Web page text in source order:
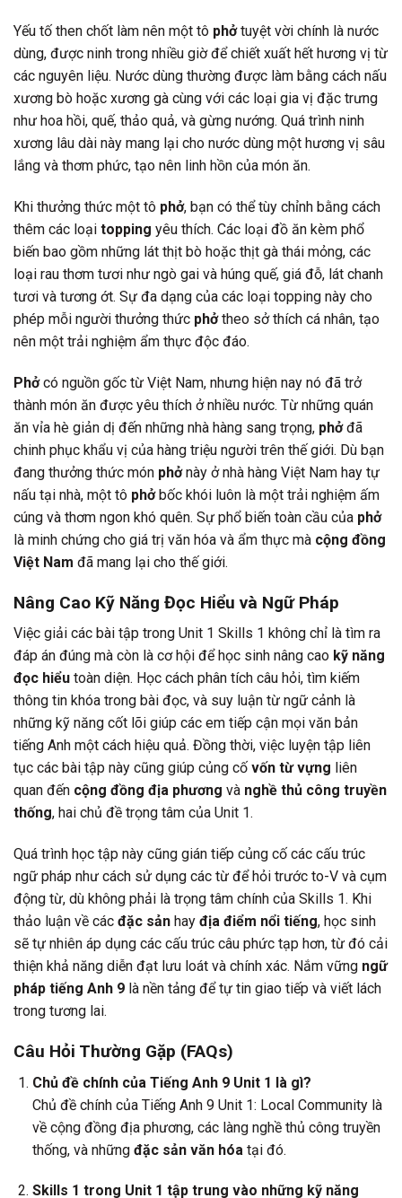
Yếu tố then chốt làm nên một tô phởtuyệt vời chính là nước
dùng, được ninh trong nhiều giờ để chiết xuất hết hương vị từ
các nguyên liệu. Nước dùng thường được làm bằng cách nấu
xương bò hoặc xương gà cùng với các loại gia vị đặc trưng
như hoa hồi, quế, thảo quả, và gừng nướng. Quá trình ninh
xương lâu dài này mang lại cho nước dùng một hương vị sâu
lắng và thơm phức, tạo nên linh hồn của món ăn.
Khi thưởng thức một tô phở, bạn có thể tùy chỉnh bằng cách
thêm các loại topping yêu thích. Các loại đồ ăn kèm phổ
biến bao gồm những lát thịt bò hoặc thịt gà thái mỏng, các
loại rau thơm tươi như ngò gai và húng quế, giá đỗ, lát chanh
tươi và tương ớt. Sự đa dạng của các loại topping này cho
phép mỗi người thưởng thức phởtheo sở thích cá nhân, tạo
nên một trải nghiệm ẩm thực độc đáo.
Phởcó nguồn gốc từ Việt Nam, nhưng hiện nay nó đã trở
thành món ăn được yêu thích ở nhiều nước. Từ những quán
ăn vỉa hè giản dị đến những nhà hàng sang trọng, phởđã
chinh phục khẩu vị của hàng triệu người trên thế giới. Dù bạn
đang thưởng thức món phởnày ở nhà hàng Việt Nam hay tự
nấu tại nhà, một tô phởbốc khói luôn là một trải nghiệm ấm
cúng và thơm ngon khó quên. Sự phổ biến toàn cầu của phở
là minh chứng cho giá trị văn hóa và ẩm thực mà cộng đồng
Việt Nam đã mang lại cho thế giới.
Nâng Cao Kỹ Năng Đọc Hiểu và Ngữ Pháp
Việc giải các bài tập trong Unit 1 Skills 1 không chỉ là tìm ra
đáp án đúng mà còn là cơ hội để học sinh nâng cao kỹ năng
đọc hiểu toàn diện. Học cách phân tích câu hỏi, tìm kiếm
thông tin khóa trong bài đọc, và suy luận từ ngữ cảnh là
những kỹ năng cốt lõi giúp các em tiếp cận mọi văn bản
tiếng Anh một cách hiệu quả. Đồng thời, việc luyện tập liên
tục các bài tập này cũng giúp củng cố vốn từ vựng liên
quan đến cộng đồng địa phương và nghề thủ công truyền
thống, hai chủ đề trọng tâm của Unit 1.
Quá trình học tập này cũng gián tiếp củng cố các cấu trúc
ngữ pháp như cách sử dụng các từ để hỏi trước to-V và cụm
động từ, dù không phải là trọng tâm chính của Skills 1. Khi
thảo luận về các đặc sản hay địa điểm nổi tiếng, học sinh
sẽ tự nhiên áp dụng các cấu trúc câu phức tạp hơn, từ đó cải
thiện khả năng diễn đạt lưu loát và chính xác. Nắm vững ngữ
pháp tiếng Anh 9 là nền tảng để tự tin giao tiếp và viết lách
trong tương lai.
Câu Hỏi Thường Gặp (FAQs)
Chủ đề chính của Tiếng Anh 9 Unit 1 là gì?
Chủ đề chính của Tiếng Anh 9 Unit 1: Local Community là
về cộng đồng địa phương, các làng nghề thủ công truyền
thống, và những đặc sản văn hóa tại đó.
Skills 1 trong Unit 1 tập trung vào những kỹ năng